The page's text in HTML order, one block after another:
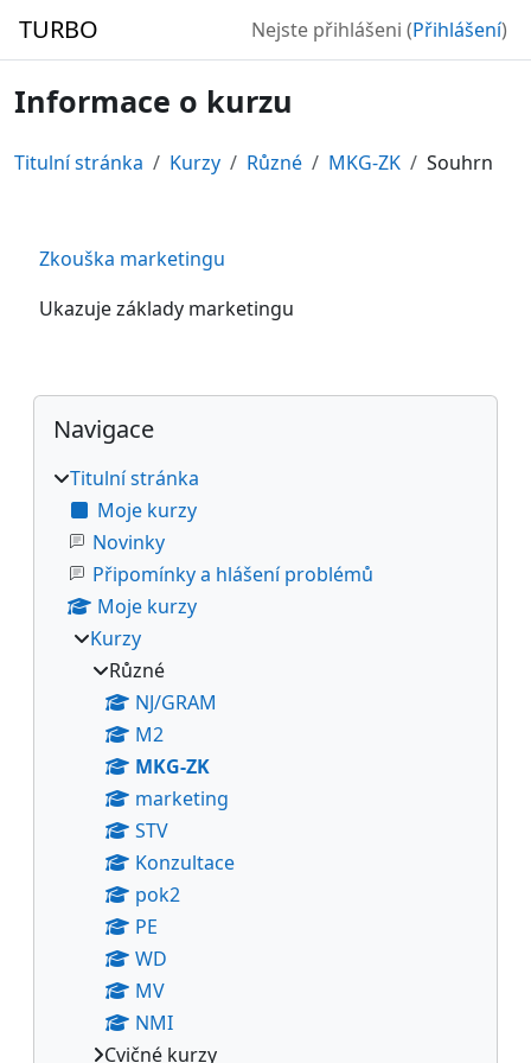
TURBO Nejste přihlášeni (Přihlášení)
Informace o kurzu
Titulní stránka Kurzy Různé MKG-ZK Souhrn
Zkouška marketingu
Ukazuje základy marketingu
Bloky
Přeskočit: Navigace
Navigace
Titulní stránka
Moje kurzy
Novinky
Připomínky a hlášení problémů
Moje kurzy
Kurzy
Různé
NJ/GRAM
M2
MKG-ZK
marketing
STV
Konzultace
pok2
PE
WD
MV
NMI
Cvičné kurzy